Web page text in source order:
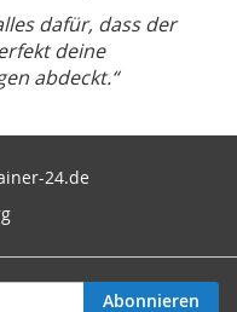
dafür, dass der
deine
abdeckt.“
24.de
Abonnieren